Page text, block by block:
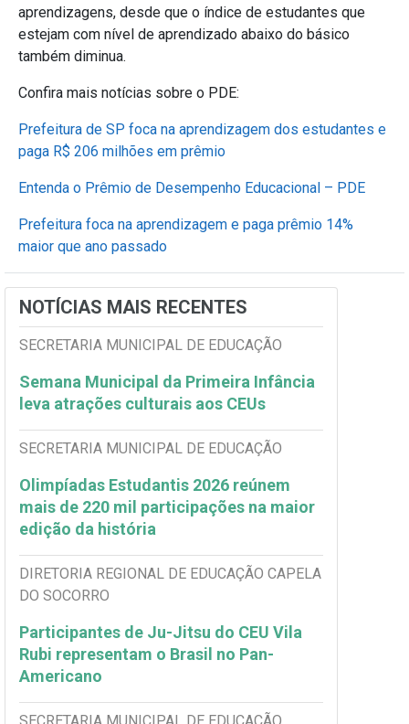
aprendizagens, desde que o índice de estudantes que
estejam com nível de aprendizado abaixo do básico
também diminua.
Confira mais notícias sobre o PDE:
Prefeitura de SP foca na aprendizagem dos estudantes e
paga R$ 206 milhões em prêmio
Entenda o Prêmio de Desempenho Educacional – PDE
Prefeitura foca na aprendizagem e paga prêmio 14%
maior que ano passado
NOTÍCIAS MAIS RECENTES
SECRETARIA MUNICIPAL DE EDUCAÇÃO
Semana Municipal da Primeira Infância
leva atrações culturais aos CEUs
SECRETARIA MUNICIPAL DE EDUCAÇÃO
Olimpíadas Estudantis 2026 reúnem
mais de 220 mil participações na maior
edição da história
DIRETORIA REGIONAL DE EDUCAÇÃO CAPELA
DO SOCORRO
Participantes de Ju-Jitsu do CEU Vila
Rubi representam o Brasil no Pan-
Americano
SECRETARIA MUNICIPAL DE EDUCAÇÃO